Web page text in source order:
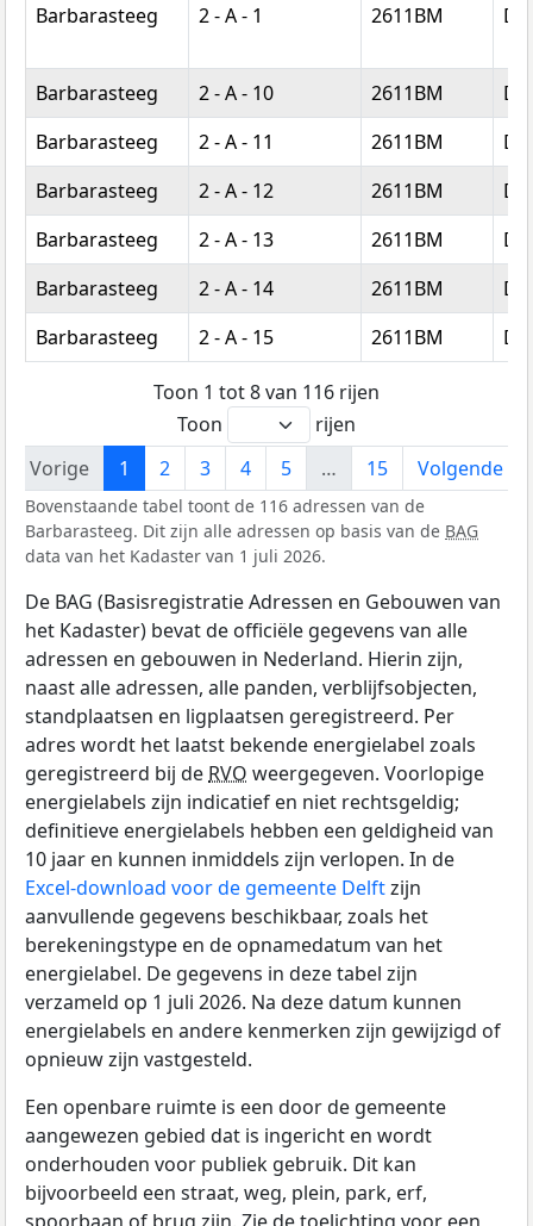
Barbarasteeg
2 - A - 1 2611BM
Barbarasteeg 2 - A - 10 2611BM
Barbarasteeg
2 - A - 11 2611BM
Barbarasteeg
2 - A - 12 2611BM
Barbarasteeg
2 - A - 13 2611BM
Barbarasteeg
2 - A - 14 2611BM
Barbarasteeg
2 - A - 15 2611BM
Toon 1 tot 8 van 116 rijen
Toon
rijen
Vorige
1 2 3 4 5 … 15 Volgende
Bovenstaande tabel toont de 116 adressen van de
Barbarasteeg. Dit zijn alle adressen op basis van de BAG
data van het Kadaster van 1 juli 2026.
De BAG (Basisregistratie Adressen en Gebouwen van
het Kadaster) bevat de officiële gegevens van alle
adressen en gebouwen in Nederland. Hierin zijn,
naast alle adressen, alle panden, verblijfsobjecten,
standplaatsen en ligplaatsen geregistreerd. Per
adres wordt het laatst bekende energielabel zoals
geregistreerd bij de RVO weergegeven. Voorlopige
energielabels zijn indicatief en niet rechtsgeldig;
definitieve energielabels hebben een geldigheid van
10 jaar en kunnen inmiddels zijn verlopen. In de
Excel-download voor de gemeente Delftzijn
aanvullende gegevens beschikbaar, zoals het
berekeningstype en de opnamedatum van het
energielabel. De gegevens in deze tabel zijn
verzameld op 1 juli 2026. Na deze datum kunnen
energielabels en andere kenmerken zijn gewijzigd of
opnieuw zijn vastgesteld.
Een openbare ruimte is een door de gemeente
aangewezen gebied dat is ingericht en wordt
onderhouden voor publiek gebruik. Dit kan
bijvoorbeeld een straat, weg, plein, park, erf,